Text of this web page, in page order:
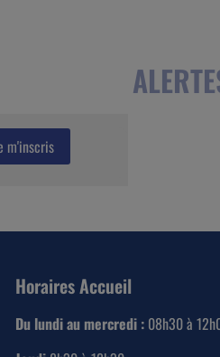
Horaires Accueil
Du lundi au mercredi :08h30 à